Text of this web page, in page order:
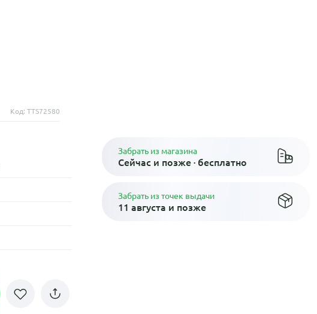
Код: TTS72580
Забрать из магазина
Сейчас и позже · бесплатно
Забрать из точек выдачи
11 августа и позже